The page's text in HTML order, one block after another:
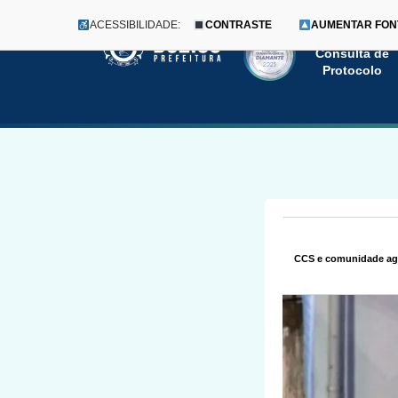
Pular
conteúdo
Menu
Consulta de
Protocolo
ACESSIBILIDADE: CONTRASTE AUMENTAR
CCS e comunidade